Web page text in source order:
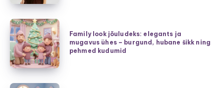
kuidas
valida
tütrele
parim
mudel?
Family
look
jõuludeks:
elegants
mugavus
Family look jõuludeks: elegants ja
mugavus ühes – burgund, hubane šikk ning
pehmed kudumid